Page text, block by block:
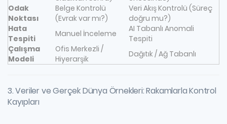
Odak
Noktası
Belge Kontrolü
(Evrak var mı?)
Veri Akış Kontrolü (Süreç
doğru mu?)
Hata
Tespiti
Manuel İnceleme
AI Tabanlı Anomali
Tespiti
Çalışma
Modeli
Ofis Merkezli /
Hiyerarşik
Dağıtık / Ağ Tabanlı
3. Veriler ve Gerçek Dünya Örnekleri: Rakamlarla Kontrol
Kayıpları